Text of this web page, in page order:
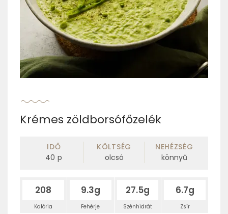
Krémes zöldborsófőzelék
IDŐ
40 p
KÖLTSÉG
olcsó
NEHÉZSÉG
könnyű
208
Kalória
9.3g
Fehérje
27.5g
Szénhidrát
6.7g
Zsír